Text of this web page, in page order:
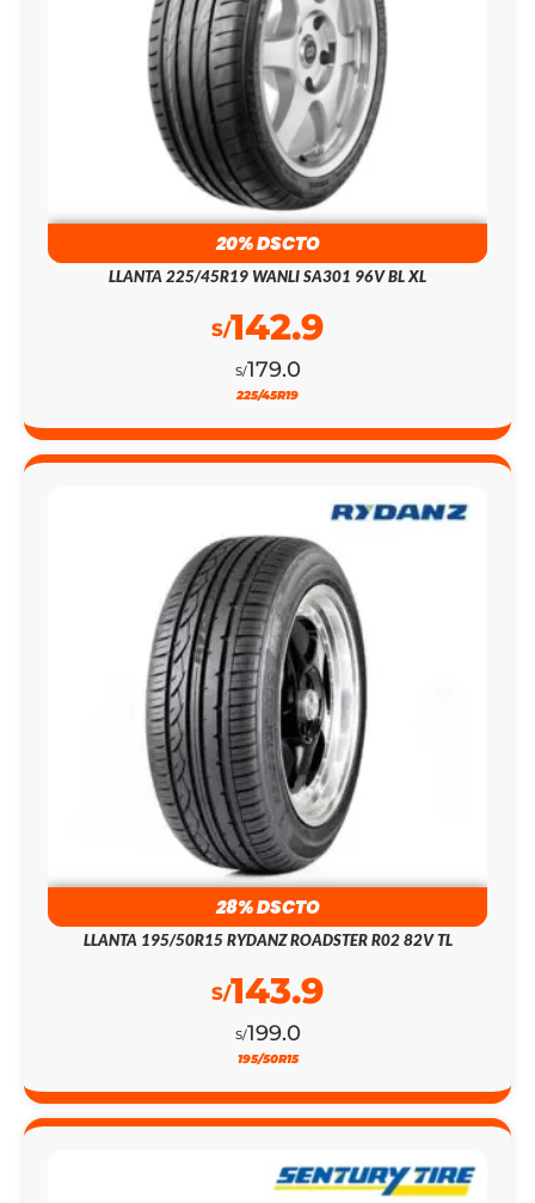
20% DSCTO
LLANTA 225/45R19 WANLI SA301 96V BL XL
S/179.0
S/142.9
225/45R19
28% DSCTO
LLANTA 195/50R15 RYDANZ ROADSTER R02 82V TL
S/199.0
S/143.9
195/50R15